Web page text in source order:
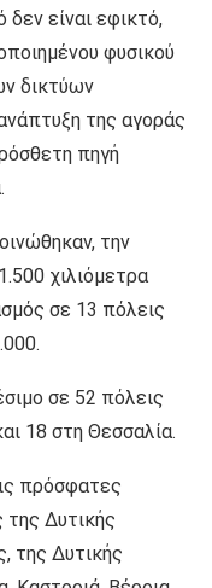
είναι εφικτό,
φυσικού
δικτύων
της αγοράς
πηγή
την
χιλιόμετρα
σε 13 πόλεις
σε 52 πόλεις
18 στη Θεσσαλία.
πρόσφατες
της Δυτικής
της Δυτικής